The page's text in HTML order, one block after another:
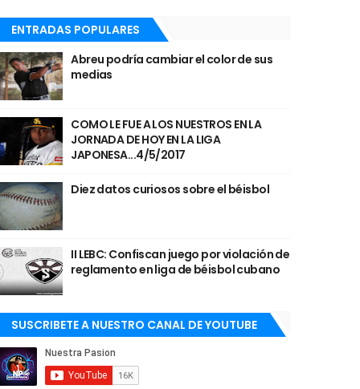
ENTRADAS POPULARES
Abreu podría cambiar el color de sus
medias
COMO LE FUE A LOS NUESTROS EN LA
JORNADA DE HOY EN LA LIGA
JAPONESA...4/5/2017
Diez datos curiosos sobre el béisbol
II LEBC: Confiscan juego por violación de
reglamento en liga de béisbol cubano
SUSCRIBETE A NUESTRO CANAL DE YOUTUBE